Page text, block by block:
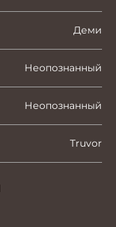
Деми
Неопознанный
Неопознанный
Truvor